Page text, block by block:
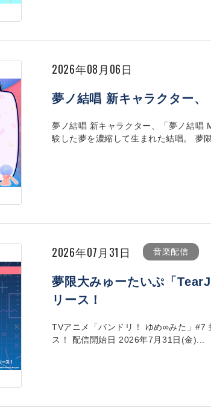
2026年08月06日
夢ノ結唱 新キャラクター、
夢ノ結唱 新キャラクター、「夢ノ結
験した夢を濃縮して生まれた結唱。 夢
2026年07月31日 音楽配信
夢限大みゅーたいぷ「
リース！
TVアニメ「バンドリ！ ゆめ∞みた」
ス！ 配信開始日 2026年7月31日(金)...